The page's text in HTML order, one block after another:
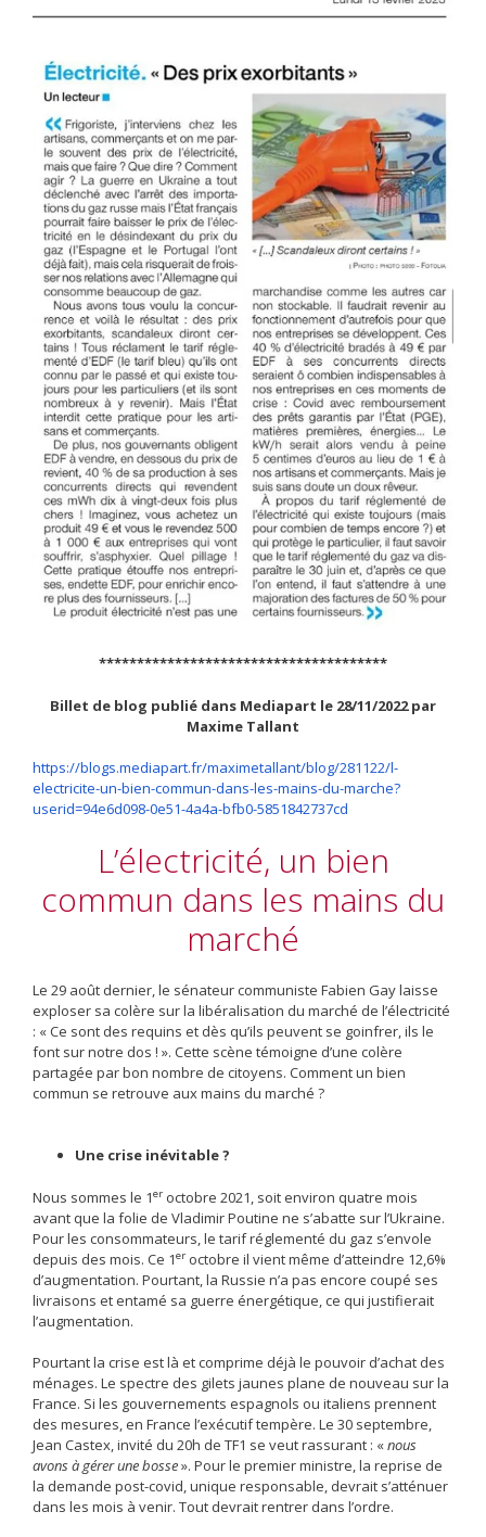
**************************************
Billet de blog publié dans Mediapart le 28/11/2022 par
Maxime Tallant
https://blogs.mediapart.fr/maximetallant/blog/281122/l-
electricite-un-bien-commun-dans-les-mains-du-marche?
userid=94e6d098-0e51-4a4a-bfb0-5851842737cd
L’électricité, un bien
commun dans les mains du
marché
Le 29 août dernier, le sénateur communiste Fabien Gay laisse
exploser sa colère sur la libéralisation du marché de l’électricité
: « Ce sont des requins et dès qu’ils peuvent se goinfrer, ils le
font sur notre dos ! ». Cette scène témoigne d’une colère
partagée par bon nombre de citoyens. Comment un bien
commun se retrouve aux mains du marché ?
Une crise inévitable ?
Nous sommes le 1er octobre 2021, soit environ quatre mois
avant que la folie de Vladimir Poutine ne s’abatte sur l’Ukraine.
Pour les consommateurs, le tarif réglementé du gaz s’envole
depuis des mois. Ce 1er octobre il vient même d’atteindre 12,6%
d’augmentation. Pourtant, la Russie n’a pas encore coupé ses
livraisons et entamé sa guerre énergétique, ce qui justifierait
l’augmentation.
Pourtant la crise est là et comprime déjà le pouvoir d’achat des
ménages. Le spectre des gilets jaunes plane de nouveau sur la
France. Si les gouvernements espagnols ou italiens prennent
des mesures, en France l’exécutif tempère. Le 30 septembre,
Jean Castex, invité du 20h de TF1 se veut rassurant : «nous
avons à gérer une bosse». Pour le premier ministre, la reprise de
la demande post-covid, unique responsable, devrait s’atténuer
dans les mois à venir. Tout devrait rentrer dans l’ordre.